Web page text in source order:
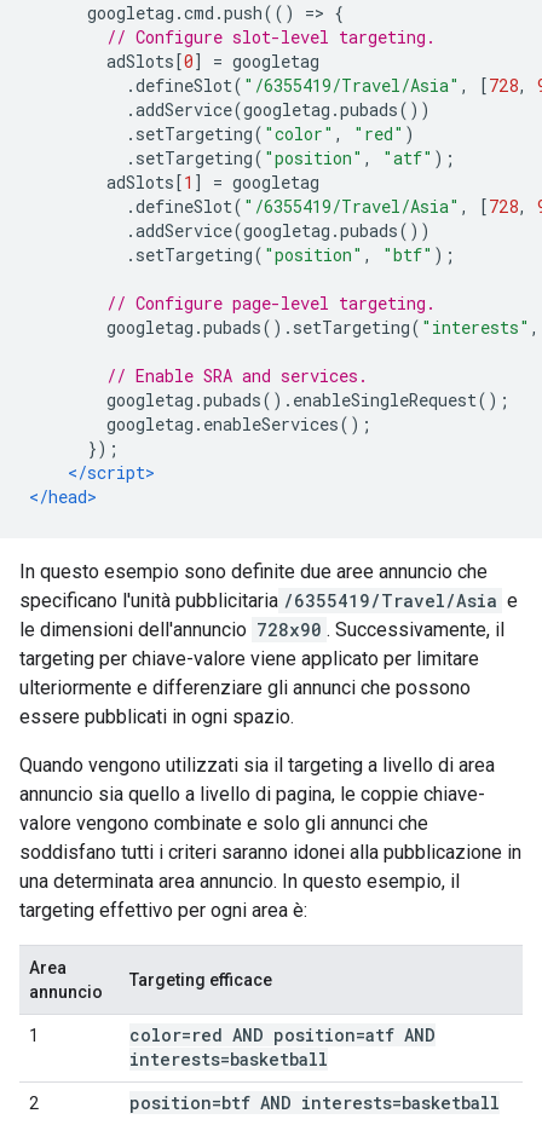
googletag .cmd .push(() => {
// Configure slot-level targeting.
adSlots[0] = googletag
.defineSlot( "/6355419/Travel/Asia" , [728,
.addService(googletag .pubads())
. setTargeting( "color" , "red" )
. setTargeting( "position" , "atf" );
adSlots[1 ] = googletag
.defineSlot( "/6355419/Travel/Asia" , [728,
.addService(googletag .pubads())
. setTargeting( "position" , "btf" );
// Configure page-level targeting.
googletag .pubads(). setTargeting( "interests" ,
// Enable SRA and services.
googletag .pubads(). enableSingleRequest();
googletag . enableServices();
});
</script>
</head>
In questo esempio sono definite due aree annuncio che
specificano l'unità pubblicitaria /6355419/Travel/Asia e
le dimensioni dell'annuncio 728x90 . Successivamente, il
targeting per chiave-valore viene applicato per limitare
ulteriormente e differenziare gli annunci che possono
essere pubblicati in ogni spazio.
Quando vengono utilizzati sia il targeting a livello di area
annuncio sia quello a livello di pagina, le coppie chiave-
valore vengono combinate e solo gli annunci che
soddisfano tutti i criteri saranno idonei alla pubblicazione in
una determinata area annuncio. In questo esempio, il
targeting effettivo per ogni area è:
Area
annuncio
Targeting efficace
1
color=red AND position=atf AND
interests=basketball
2 position=btf AND interests=basketball